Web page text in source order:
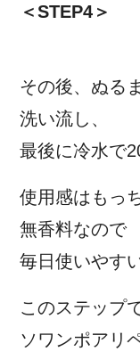
＜STEP4＞
その後、ぬる
洗い流し、
最後に冷水で
使用感はもっ
無香料なので
毎日使いやす
このステップ
ソワンポアリ